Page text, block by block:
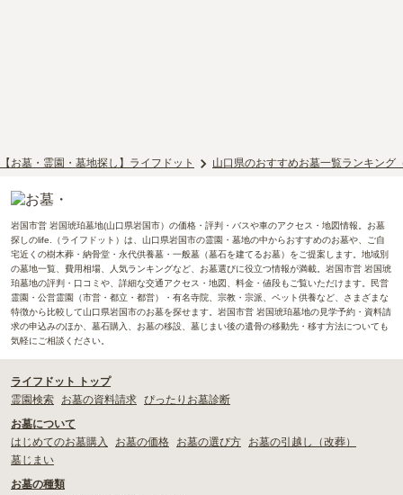
【お墓・霊園・墓地探し】ライフドット 山口県のおすすめお墓一覧ランキング
岩国市営 岩国琥珀墓地(山口県岩国市）の価格・評判・バスや車のアクセス・地図情報。お墓
探しのlife.（ライフドット）は、山口県岩国市の霊園・墓地の中からおすすめのお墓や、ご自
宅近くの樹木葬・納骨堂・永代供養墓・一般墓（墓石を建てるお墓）をご提案します。地域別
の墓地一覧、費用相場、人気ランキングなど、お墓選びに役立つ情報が満載。岩国市営 岩国琥
珀墓地の評判・口コミや、詳細な交通アクセス・地図、料金・値段もご覧いただけます。民営
霊園・公営霊園（市営・都立・都営）・有名寺院、宗教・宗派、ペット供養など、さまざまな
特徴から比較して山口県岩国市のお墓を探せます。岩国市営 岩国琥珀墓地の見学予約・資料請
求の申込みのほか、墓石購入、お墓の移設、墓じまい後の遺骨の移動先・移す方法についても
気軽にご相談ください。
ライフドット トップ
霊園検索
お墓の資料請求 ぴったりお墓診断
お墓について
はじめてのお墓購入
お墓の価格 お墓の選び方
お墓の引越し（改葬）
墓じまい
お墓の種類